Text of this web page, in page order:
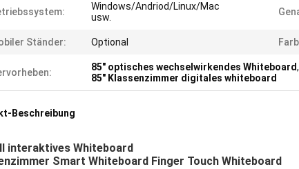
Windows/Andriod/Linux/Mac
usw.
Ständer: Optional
85" optisches wechselwirkendes Whiteboard,
85" Klassenzimmer digitales whiteboard
Beschreibung
interaktives Whiteboard
Smart Whiteboard Finger Touch Whiteboard